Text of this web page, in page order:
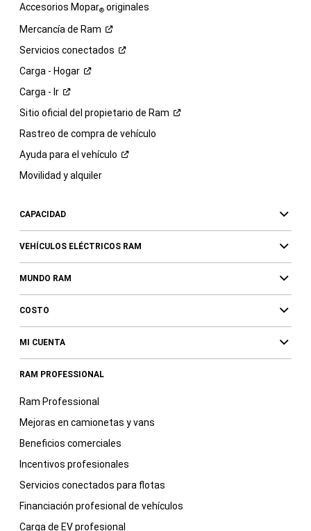
Accesorios Mopar®originales
Mercancía de Ram
Servicios conectados
Carga - Hogar
Carga - Ir
Sitio oficial del propietario de Ram
Rastreo de compra de vehículo
Ayuda para el vehículo
Movilidad y alquiler
CAPACIDAD
VEHÍCULOS ELÉCTRICOS RAM
MUNDO RAM
COSTO
MI CUENTA
RAM PROFESSIONAL
Ram Professional
Mejoras en camionetas y vans
Beneficios comerciales
Incentivos profesionales
Servicios conectados para flotas
Financiación profesional de vehículos
Carga de EV profesional